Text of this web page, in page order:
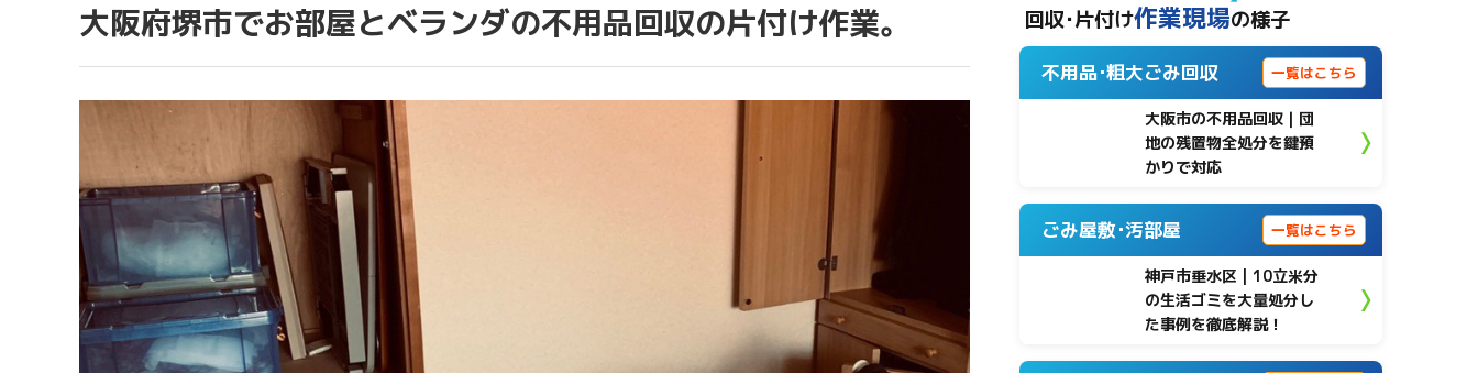
大阪府堺市でお部屋とベランダの不用品回収の片付け作業。 回収･片付け作業現場の様子
不用品･粗大ごみ回収 一覧はこちら
大阪市の不用品回収｜団
地の残置物全処分を鍵預
かりで対応
ごみ屋敷･汚部屋 一覧はこちら
神戸市垂水区 | 10立米分
の生活ゴミを大量処分し
た事例を徹底解説！